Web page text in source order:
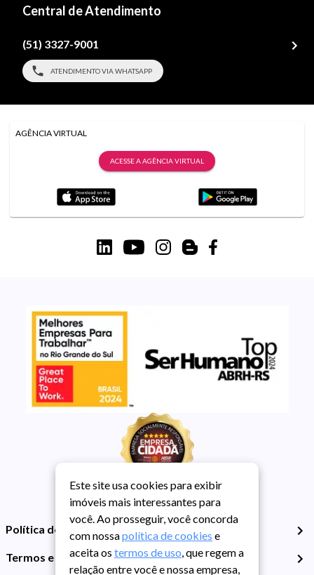
Central de Atendimento
(51) 3327-9001
ATENDIMENTO VIA WHATSAPP
AGÊNCIA VIRTUAL
ACESSE A AGÊNCIA VIRTUAL
Política de Privacidade
Termos e Condições de Uso
Este site usa cookies para exibir
imóveis mais interessantes para
você. Ao prosseguir, você concorda
com nossapolítica de cookies e
aceita os termos de uso, que regem a
relação entre você e nossa empresa,